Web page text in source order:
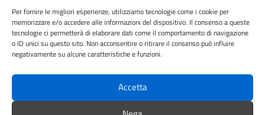
Per fornire le migliori esperienze, utilizziamo tecnologie come i cookie per
memorizzare e/o accedere alle informazioni del dispositivo. Il consenso a queste
tecnologie ci permetterà di elaborare dati come il comportamento di navigazione
o ID unici su questo sito. Non acconsentire o ritirare il consenso può influire
negativamente su alcune caratteristiche e funzioni.
Accetta
Albo Pretorio
Cookie Policy
Informativa privacy
Dichiarazione di accessibilità
SEGUICI SU